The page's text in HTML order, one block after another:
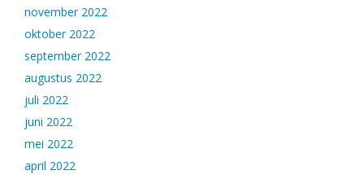
november 2022
oktober 2022
september 2022
augustus 2022
juli 2022
juni 2022
mei 2022
april 2022